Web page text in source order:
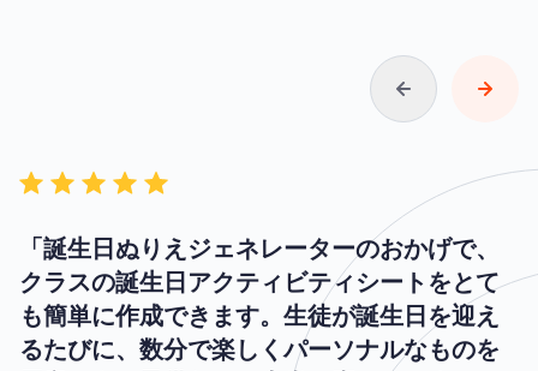
「誕生日ぬりえジェネレーターのおかげで、
クラスの誕生日アクティビティシートをとて
も簡単に作成できます。生徒が誕生日を迎え
るたびに、数分で楽しくパーソナルなものを